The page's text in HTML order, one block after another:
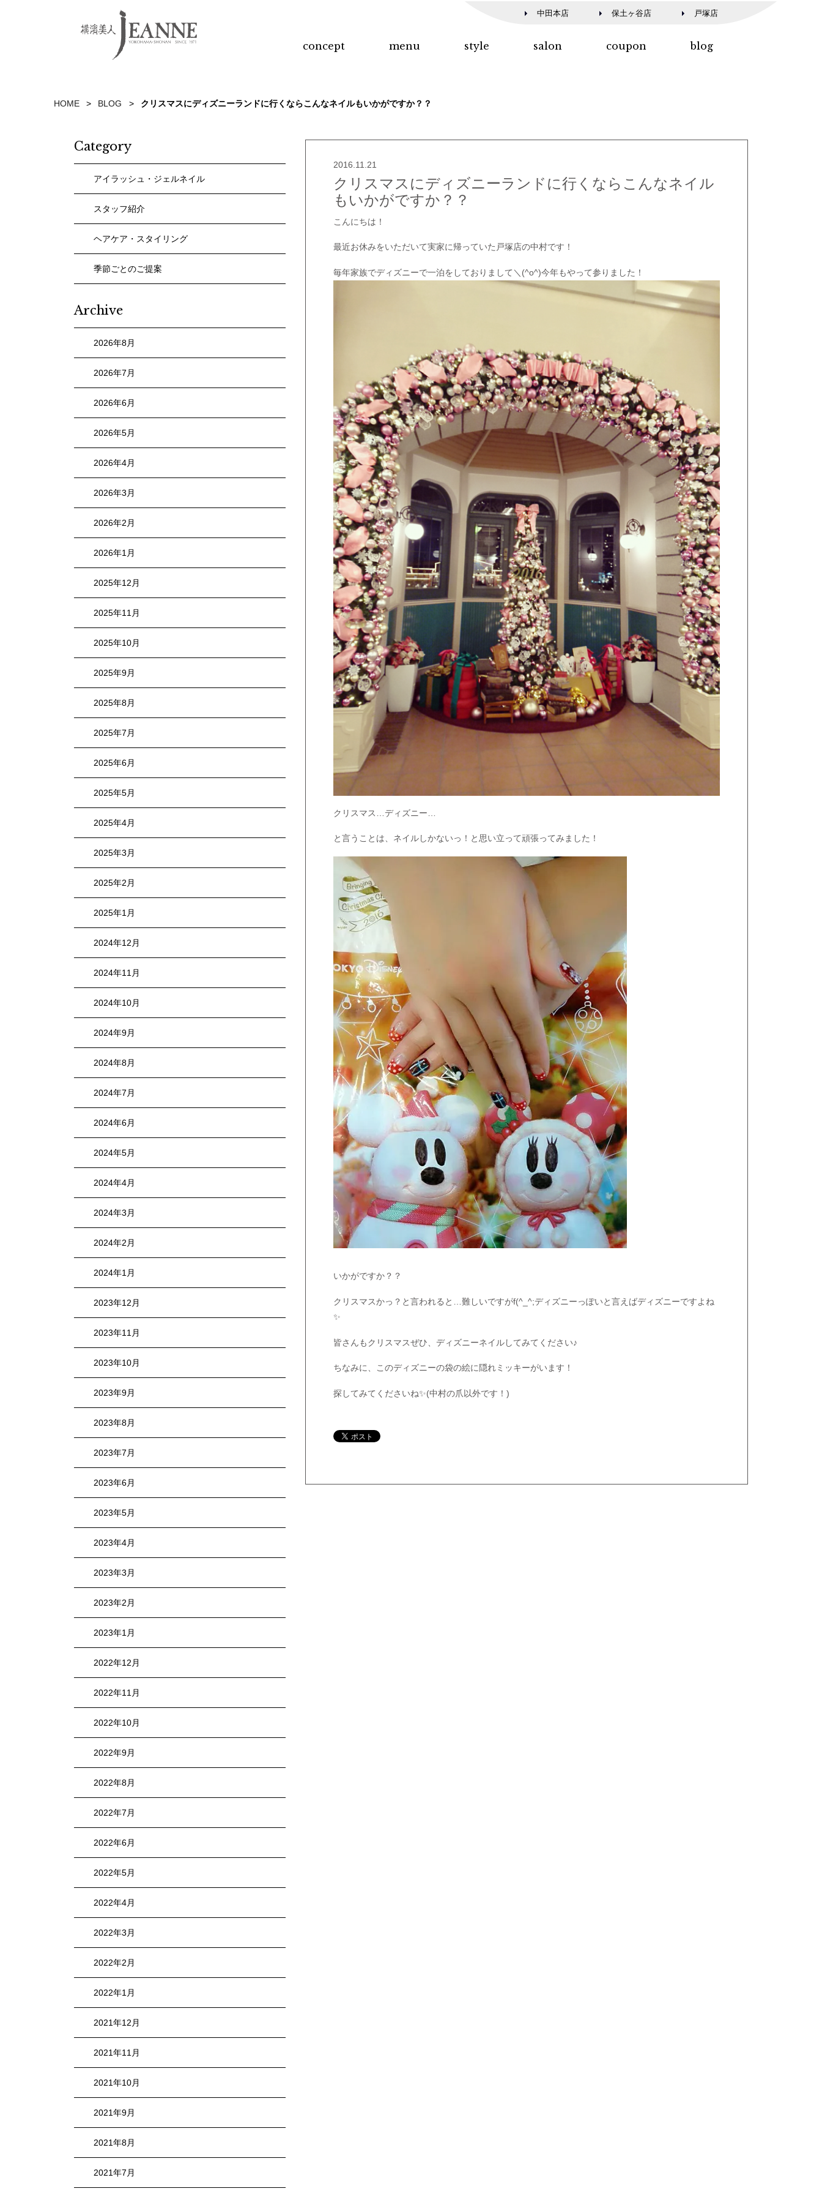
concept menu style salon coupon blog
中田本店 保土ヶ谷店 戸塚店
HOME BLOG クリスマスにディズニーランドに行くならこんなネイルもいかがですか？？
2016.11.21
クリスマスにディズニーランドに行くならこんなネイル
もいかがですか？？
こんにちは！
最近お休みをいただいて実家に帰っていた戸塚店の中村です！
毎年家族でディズニーで一泊をしておりまして＼(^o^)今年もやって参りました！
クリスマス…ディズニー…
と言うことは、ネイルしかないっ！と思い立って頑張ってみました！
いかがですか？？
クリスマスかっ？と言われると…難しいですがf(^_^;ディズニーっぽいと言えばディズニーですよね
✨
皆さんもクリスマスぜひ、ディズニーネイルしてみてください♪
ちなみに、このディズニーの袋の絵に隠れミッキーがいます！
探してみてくださいね✨(中村の爪以外です！)
Category
アイラッシュ・ジェルネイル
スタッフ紹介
ヘアケア・スタイリング
季節ごとのご提案
Archive
2026年8月
2026年7月
2026年6月
2026年5月
2026年4月
2026年3月
2026年2月
2026年1月
2025年12月
2025年11月
2025年10月
2025年9月
2025年8月
2025年7月
2025年6月
2025年5月
2025年4月
2025年3月
2025年2月
2025年1月
2024年12月
2024年11月
2024年10月
2024年9月
2024年8月
2024年7月
2024年6月
2024年5月
2024年4月
2024年3月
2024年2月
2024年1月
2023年12月
2023年11月
2023年10月
2023年9月
2023年8月
2023年7月
2023年6月
2023年5月
2023年4月
2023年3月
2023年2月
2023年1月
2022年12月
2022年11月
2022年10月
2022年9月
2022年8月
2022年7月
2022年6月
2022年5月
2022年4月
2022年3月
2022年2月
2022年1月
2021年12月
2021年11月
2021年10月
2021年9月
2021年8月
2021年7月